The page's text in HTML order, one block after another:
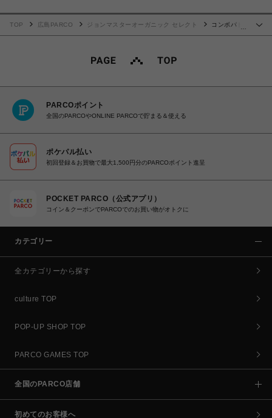
…
TOP 広島PARCO ジョンマスターオーガニック セレクト
コンボパド
PARCOポイント
全国のPARCOやONLINE PARCOで貯まる＆使える
ポケパル払い
初回登録＆お買物で最大1,500円分のPARCOポイント進呈
POCKET PARCO（公式アプリ）
コイン＆クーポンでPARCOでのお買い物がオトクに
カテゴリー
全カテゴリーから探す
culture TOP
POP-UP SHOP TOP
PARCO GAMES TOP
全国のPARCO店舗
初めてのお客様へ